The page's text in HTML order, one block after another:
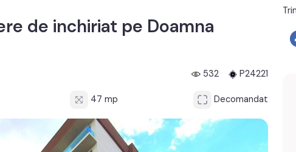
de inchiriat pe Doamna
532 P24221
47 mp Decomandat